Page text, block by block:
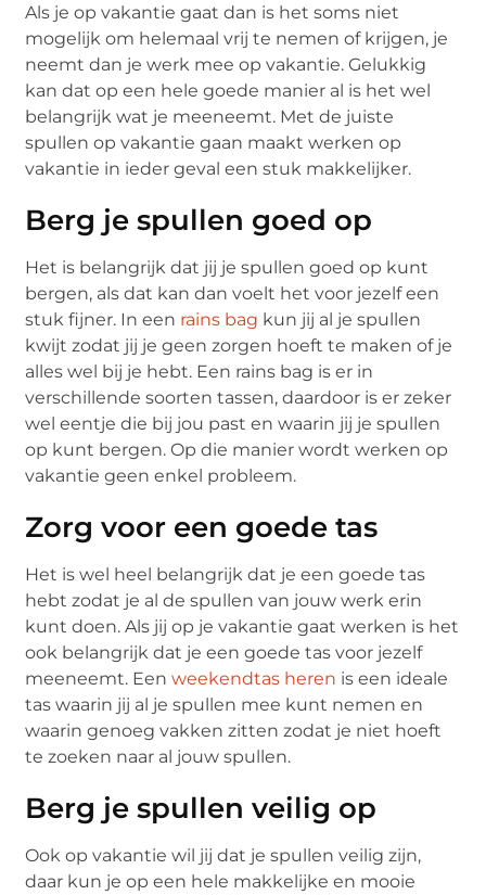
Als je op vakantie gaat dan is het soms niet
mogelijk om helemaal vrij te nemen of krijgen, je
neemt dan je werk mee op vakantie. Gelukkig
kan dat op een hele goede manier al is het wel
belangrijk wat je meeneemt. Met de juiste
spullen op vakantie gaan maakt werken op
vakantie in ieder geval een stuk makkelijker.
Berg je spullen goed op
Het is belangrijk dat jij je spullen goed op kunt
bergen, als dat kan dan voelt het voor jezelf een
stuk fijner. In een rains bag kun jij al je spullen
kwijt zodat jij je geen zorgen hoeft te maken of je
alles wel bij je hebt. Een rains bag is er in
verschillende soorten tassen, daardoor is er zeker
wel eentje die bij jou past en waarin jij je spullen
op kunt bergen. Op die manier wordt werken op
vakantie geen enkel probleem.
Zorg voor een goede tas
Het is wel heel belangrijk dat je een goede tas
hebt zodat je al de spullen van jouw werk erin
kunt doen. Als jij op je vakantie gaat werken is het
ook belangrijk dat je een goede tas voor jezelf
meeneemt. Eenweekendtas heren is een ideale
tas waarin jij al je spullen mee kunt nemen en
waarin genoeg vakken zitten zodat je niet hoeft
te zoeken naar al jouw spullen.
Berg je spullen veilig op
Ook op vakantie wil jij dat je spullen veilig zijn,
daar kun je op een hele makkelijke en mooie